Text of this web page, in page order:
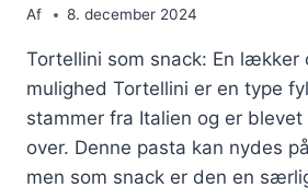
Af 8. december 2024
Tortellini som snack: En lækker
mulighed Tortellini er en type
stammer fra Italien og er
over. Denne pasta kan nydes
men som snack er den en